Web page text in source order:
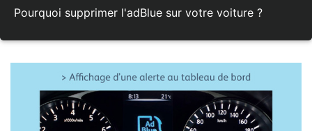
Pourquoi supprimer l'adBlue sur votre voiture ?